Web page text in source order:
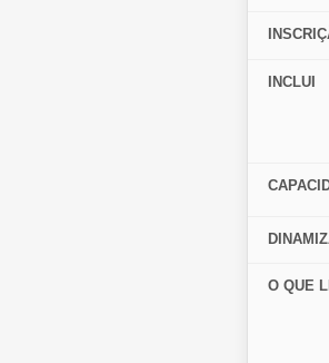
INCLUI
O QUE